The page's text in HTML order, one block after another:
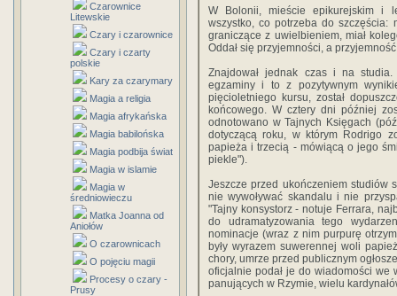
Czarownice
Litewskie
Czary i czarownice
Czary i czarty
polskie
Kary za czarymary
Magia a religia
Magia afrykańska
Magia babilońska
Magia podbija świat
Magia w islamie
Magia w
średniowieczu
Matka Joanna od
Aniołów
O czarownicach
O pojęciu magii
Procesy o czary -
Prusy
W Bolonii, mieście epikurejskim i
wszystko, co potrzeba do szczęścia:
graniczące z uwielbieniem, miał
Oddał się przyjemności, a
Znajdował jednak czas i na
egzaminy i to z pozytywnym
pięcioletniego kursu, został
końcowego. W cztery dni później
odnotowano w Tajnych Księgach
dotyczącą roku, w którym Rodrigo
papieża i trzecią - mówiącą o jego
piekle").
Jeszcze przed ukończeniem studiów
nie wywoływać skandalu i nie
"Tajny konsystorz - notuje Ferrara,
do udramatyzowania tego
nominacje (wraz z nim purpurę
były wyrazem suwerennej woli
chory, umrze przed publicznym
oficjalnie podał je do wiadomości we
panujących w Rzymie, wielu